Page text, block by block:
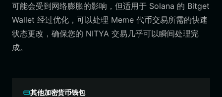
可能会受到网络膨胀的影响，但适用于 Solana 的 Bitget
Wallet 经过优化，可以处理 Meme 代币交易所需的快速
状态更改，确保您的 NITYA 交易几乎可以瞬间处理完
成。
其他加密货币钱包